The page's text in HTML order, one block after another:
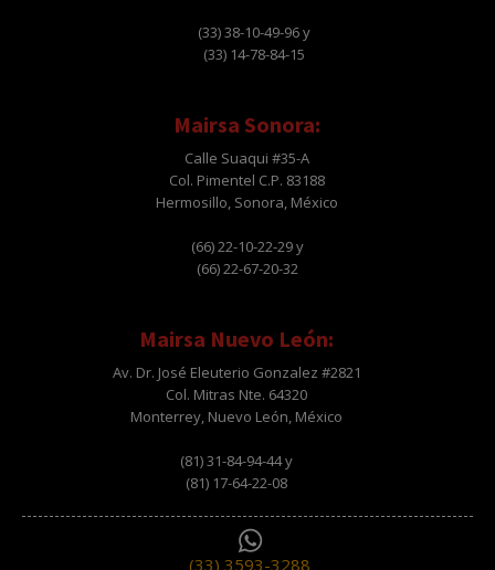
(33) 38-10-49-96 y
(33) 14-78-84-15
Mairsa Sonora:
Calle Suaqui #35-A
Col. Pimentel C.P. 83188
Hermosillo, Sonora, México
(66) 22-10-22-29 y
(66) 22-67-20-32
Mairsa Nuevo León:
Av. Dr. José Eleuterio Gonzalez #2821
Col. Mitras Nte. 64320
Monterrey, Nuevo León, México
(81) 31-84-94-44 y
(81) 17-64-22-08
(33) 3593-3288